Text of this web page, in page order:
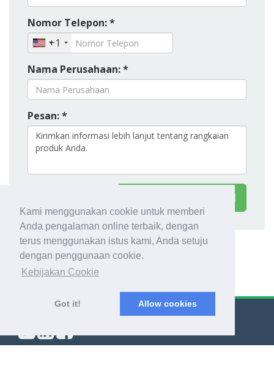
Kami menggunakan cookie untuk memberi
Anda pengalaman online terbaik, dengan
terus menggunakan istus kami, Anda setuju
dengan penggunaan cookie.
Kebijakan Cookie
Got it! Allow cookies
Nomor Telepon: *
+1
Nama Perusahaan: *
Pesan: *
Kontak Wogaard Ltd
© Export Worldwide 2026